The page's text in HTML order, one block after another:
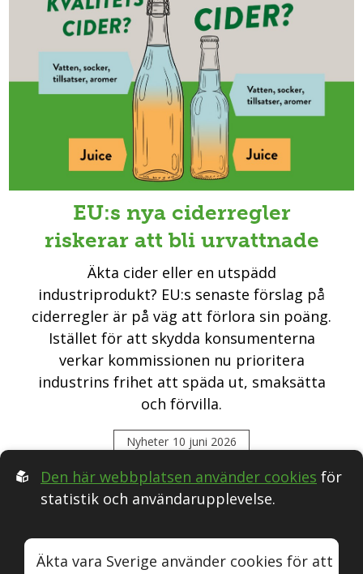
EU:s nya ciderregler
riskerar att bli urvattnade
Äkta cider eller en utspädd
industriprodukt? EU:s senaste förslag på
ciderregler är på väg att förlora sin poäng.
Istället för att skydda konsumenterna
verkar kommissionen nu prioritera
industrins frihet att späda ut, smaksätta
och förvilla.
Nyheter 10 juni 2026
Följ oss i Sociala medier:
Den här webbplatsen använder cookies för
statistik och användarupplevelse.
Äkta vara Sverige använder cookies för att